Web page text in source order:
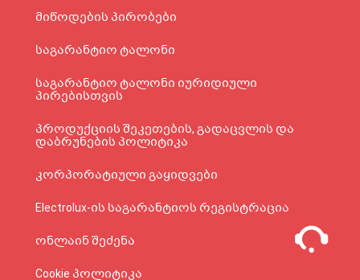
მიწოდების პირობები
საგარანტიო ტალონი
საგარანტიო ტალონი იურიდიული
პირებისთვის
პროდუქციის შეკეთების, გადაცვლის და
დაბრუნების პოლიტიკა
კორპორატიული გაყიდვები
Electrolux-ის საგარანტიოს რეგისტრაცია
ონლაინ შეძენა
Cookie პოლიტიკა